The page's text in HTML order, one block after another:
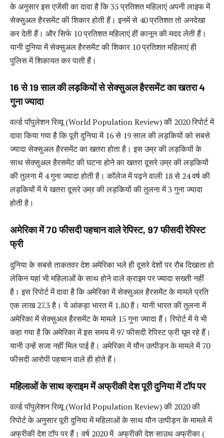
के अनुसार इस एजेंसी का दावा है कि 35 प्रतिशत महिलाएं अपनी लाइफ में
सेक्सुअल हैरसमेंट की शिकार होती हैं। इनमें से 40 प्रतिशत तो अनदेखा
कर देती हैं। और सिर्फ 10 प्रतिशत महिलाएं हीं कानून की मदद लेती हैं।
यानी दुनिया में सेक्सुअल हैरसमेंट की शिकार 10 प्रतिशत महिलाएं ही
पुलिस में शिकायत कर पाती हैं।
16से19साल की लड़कियों से सेक्सुअल हैरसमेंट का खतरा4
गुना ज्यादा
वर्ल्ड पॉपुलेशन रिव्यू (World Population Review) की 2020 रिपोर्ट में
दावा किया गया है कि पूरी दुनिया में 16 से 19 साल की लड़कियों को सबसे
ज्यादा सेक्सुअल हैरसमेंट का खतरा होता है। इस उम्र की लड़कियों के
साथ सेक्सुअल हैरसमेंट की घटना होने का खतरा दूसरे उम्र की लड़कियों
की तुलना में 4 गुना ज्यादा होती है। कॉलेज में पढ़ने वाली 18 से 24 वर्ष की
लड़कियों में ये खतरा दूसरे उम्र की लड़कियों की तुलना में 3 गुना ज्यादा
होती है।
अमेरिका में70फीसदी पहचान वाले रेपिस्ट, 97फीसदी रेपिस्ट
फ्री
दुनिया के सबसे ताकतवर देश अमेरिका भले ही दूसरे देशों पर रौब दिखाता हो
लेकिन यहां भी महिलाओं के साथ होने वाले क्राइम पर ज्यादा सख्ती नहीं
है। इस रिपोर्ट में दावा है कि अमेरिका में सेक्सुअल हैरसमेंट के मामले प्रति
एक लाख 27.3 है। ये आंकड़ा भारत में 1.80 है। यानी भारत की तुलना में
अमेरिका में सेक्सुअल हैरसमेंट के मामले 15 गुना ज्यादा हैं। रिपोर्ट में ये भी
कहा गया है कि अमेरिका में इस समय में 97 फीसदी रेपिस्ट फ्री घूम रहे हैं।
यानी उन्हें सजा नहीं मिल पाई है। अमेरिका में यौन उत्पीड़न के मामले में 70
फीसदी आरोपी पहचान वाले ही होते हैं।
महिलाओं के साथ क्राइम में अफ्रीकी देश पूरी दुनिया में टॉप पर
वर्ल्ड पॉपुलेशन रिव्यू (World Population Review) की 2020 की
रिपोर्ट के अनुसार पूरी दुनिया में महिलाओं के साथ यौन उत्पीड़न के मामले में
अफ्रीकी देश टॉप पर हैं। वर्ष 2020 में अफ्रीकी देश साउथ अफ्रीका (